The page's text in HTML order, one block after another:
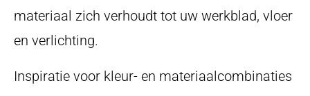
materiaal zich verhoudt tot uw werkblad, vloer
en verlichting.
Inspiratie voor kleur- en materiaalcombinaties